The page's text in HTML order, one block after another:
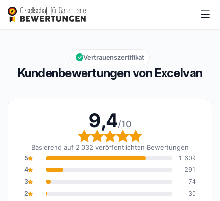
Excelvan
Gesamtbewertung: 9,4 von 10
9,4/10
Kundenbewertungen von Excelvan
Vertrauenszertifikat
9,4/10
Gesamtbewertung: 9,4
Basierend auf 2 032 veröffentlichten Bewertungen
5
1 609
4
291
3
74
2
30